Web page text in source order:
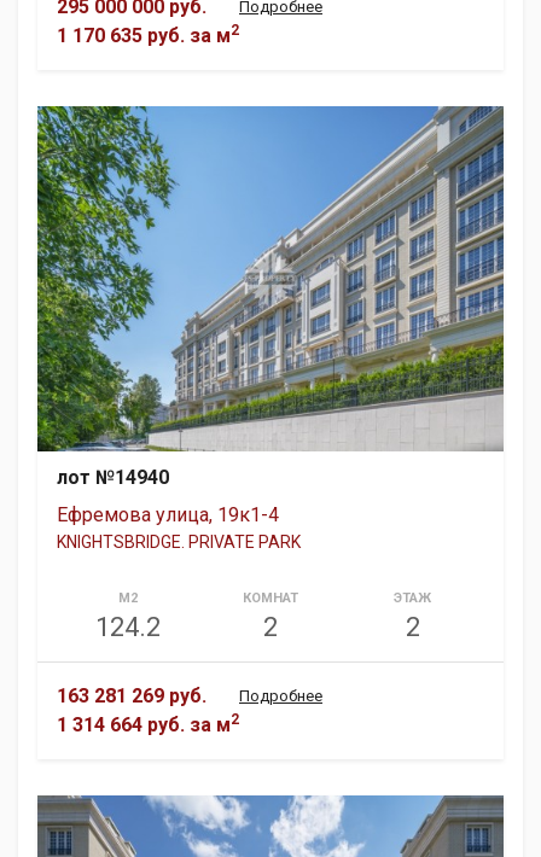
295 000 000 руб.
1 170 635 руб. за м2
Подробнее
лот №14940
Ефремова улица, 19к1-4
KNIGHTSBRIDGE. PRIVATE PARK
М2
124.2
КОМНАТ
2
ЭТАЖ
2
163 281 269 руб.
1 314 664 руб. за м2
Подробнее